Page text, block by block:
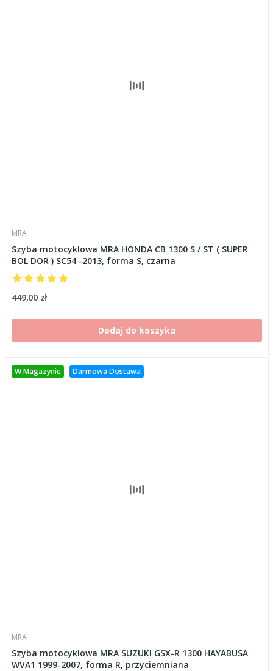
MRA
Szyba motocyklowa MRA HONDA CB 1300 S / ST ( SUPER
BOL DOR ) SC54 -2013, forma S, czarna
449,00 zł
Dodaj do koszyka
W Magazynie Darmowa Dostawa
MRA
Szyba motocyklowa MRA SUZUKI GSX-R 1300 HAYABUSA
WVA1 1999-2007, forma R, przyciemniana